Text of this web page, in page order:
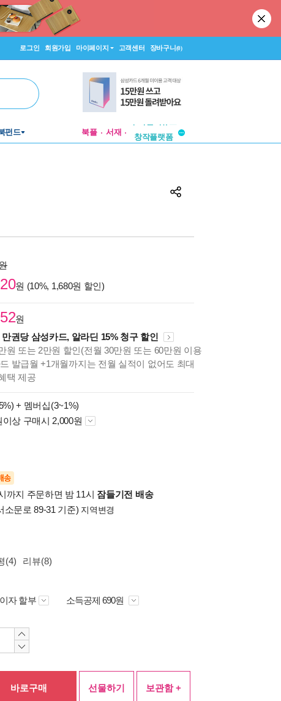
로그인 회원가입 마이페이지 고객센터 장바구니(0)
펀드 북플 서재
창작플랫폼
원 (10%, 1,680원 할인)
원
권당 삼성카드, 알라딘 15% 청구 할인
원 또는 2만원 할인(전월 30만원 또는 60만원 이용
발급월 +1개월까지는 전월 실적이 없어도 최대
택 제공
+ 멤버십(3~1%)
이상 구매시 2,000원
송
까지 주문하면 밤 11시 잠들기전 배송
소문로 89-31 기준) 지역변경
(4) 리뷰(8)
자 할부 소득공제 690원
바로구매 선물하기 보관함 +